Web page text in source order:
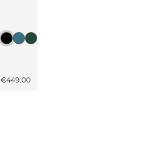
Normaler Preis
€449.00
Schwarzgrau
Schieferblau
Hochlandgrün